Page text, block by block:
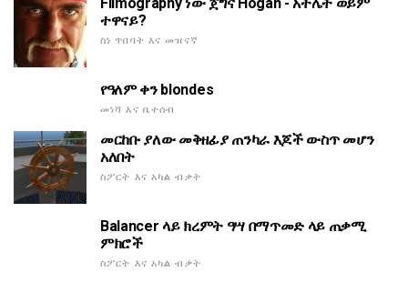
ተዋናይ?
ስነ ጥበባት እና መዝናኛ
የዓለም ቀን blondes
መነሻ እና ቤተሰብ
መርከቡ ያለው መቅዘፊያ ጠንካራ እጆች ውስጥ መሆን
አለበት
ስፖርት እና አካል ብቃት
Balancer ላይ ክረምት ዓሣ በማጥመድ ላይ ጠቃሚ
ምክሮች
ስፖርት እና አካል ብቃት